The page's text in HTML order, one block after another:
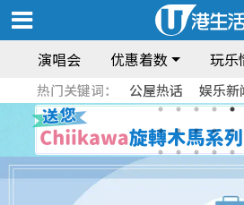
演唱会 优惠着数 玩乐
热门关键词： 公屋热话 娱乐新